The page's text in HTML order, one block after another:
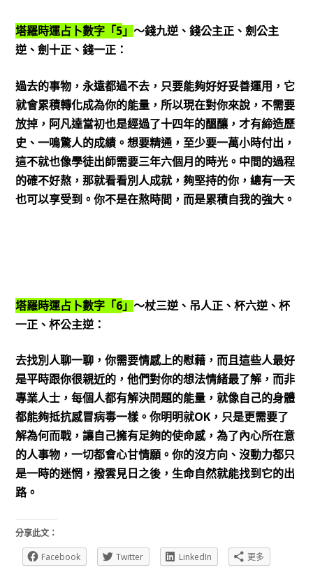
塔羅時運占卜數字「5」 ～錢九逆、錢公主正、劍公主
逆、劍十正、錢一正：
過去的事物，永遠都過不去，只要能夠好好妥善運用，它
就會累積轉化成為你的能量，所以現在對你來說，不需要
放掉，阿凡達當初也是經過了十四年的醞釀，才有締造歷
史、一鳴驚人的成績。想要精通，至少要一萬小時付出，
這不就也像學徒出師需要三年六個月的時光。中間的過程
的確不好熬，那就看看別人成就，夠堅持的你，總有一天
也可以享受到。你不是在熬時間，而是累積自我的強大。
塔羅時運占卜數字「6」 ～杖三逆、吊人正、杯六逆、杯
一正、杯公主逆：
去找別人聊一聊，你需要情感上的慰藉，而且這些人最好
是平時跟你很親近的，他們對你的想法情緒最了解，而非
專業人士，每個人都有解決問題的能量，就像自己的身體
都能夠抵抗感冒病毒一樣。你明明就OK，只是更需要了
解為何而戰，讓自己擁有足夠的使命感，為了內心所在意
的人事物，一切都會心甘情願。你的沒方向、沒動力都只
是一時的迷惘，撥雲見日之後，生命自然就能找到它的出
路。
分享此文：
Facebook
Twitter LinkedIn 更多